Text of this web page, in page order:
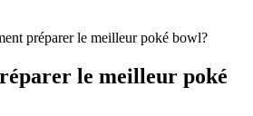
préparer le meilleur poké bowl?
le meilleur poké